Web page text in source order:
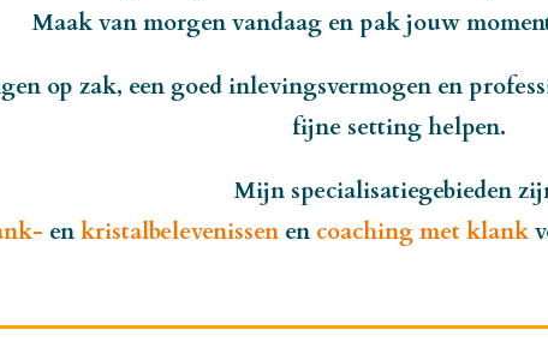
Maak van morgen vandaag en pak jouw
op zak, een goed inlevingsvermogen en
fijne setting helpen.
Mijn specialisatiegebieden
enkristalbelevenissen en coaching met klank